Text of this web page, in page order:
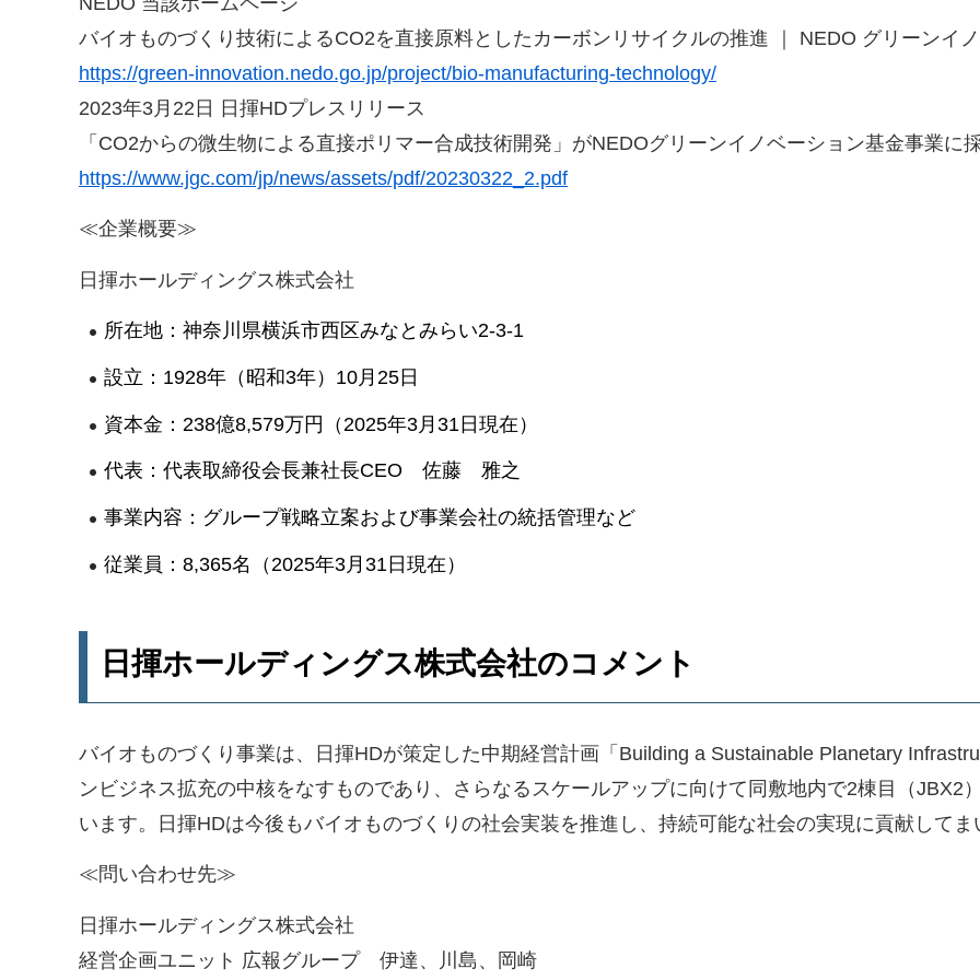
バイオものづくり技術によるCO2を直接原料としたカーボンリサイクルの推進 ｜ NEDO グリーンイ
https://green-innovation.nedo.go.jp/project/bio-manufacturing-technology/
2023年3月22日 日揮HDプレスリリース
「CO2からの微生物による直接ポリマー合成技術開発」がNEDOグリーンイノベーション基金事業に
https://www.jgc.com/jp/news/assets/pdf/20230322_2.pdf
≪企業概要≫
日揮ホールディングス株式会社
所在地：神奈川県横浜市西区みなとみらい2-3-1
設立：1928年（昭和3年）10月25日
資本金：238億8,579万円（2025年3月31日現在）
代表：代表取締役会長兼社長CEO 佐藤 雅之
事業内容：グループ戦略立案および事業会社の統括管理など
従業員：8,365名（2025年3月31日現在）
日揮ホールディングス株式会社のコメント
バイオものづくり事業は、日揮HDが策定した中期経営計画「Building a Sustainable Planetary
ンビジネス拡充の中核をなすものであり、さらなるスケールアップに向けて同敷地内で2棟目（JBX2
います。日揮HDは今後もバイオものづくりの社会実装を推進し、持続可能な社会の実現に貢献してま
≪問い合わせ先≫
日揮ホールディングス株式会社
経営企画ユニット 広報グループ 伊達、川島、岡崎